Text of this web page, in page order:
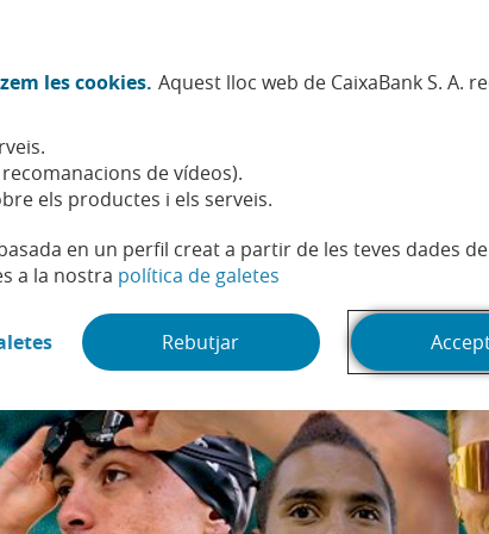
les cookies. Aquest lloc web de CaixaBank S. A.
de vídeos).
els productes i els serveis.
en un perfil creat a partir de les teves dades
a la nostra política de galetes
(Obre en finestra nova)
Rebutjar
Accionistes i inversors